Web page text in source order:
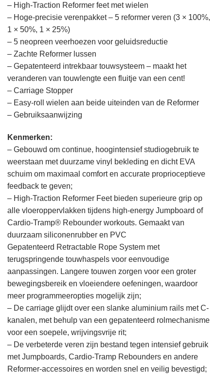
– High-Traction Reformer feet met wielen
– Hoge-precisie verenpakket – 5 reformer veren (3 × 100%,
1 × 50%, 1 × 25%)
– 5 neopreen veerhoezen voor geluidsreductie
– Zachte Reformer lussen
– Gepatenteerd intrekbaar touwsysteem – maakt het
veranderen van touwlengte een fluitje van een cent!
– Carriage Stopper
– Easy-roll wielen aan beide uiteinden van de Reformer
– Gebruiksaanwijzing
Kenmerken:
– Gebouwd om continue, hoogintensief studiogebruik te
weerstaan met duurzame vinyl bekleding en dicht EVA
schuim om maximaal comfort en accurate proprioceptieve
feedback te geven;
– High-Traction Reformer Feet bieden superieure grip op
alle vloeroppervlakken tijdens high-energy Jumpboard of
Cardio-Tramp® Rebounder workouts. Gemaakt van
duurzaam siliconenrubber en PVC
Gepatenteerd Retractable Rope System met
terugspringende touwhaspels voor eenvoudige
aanpassingen. Langere touwen zorgen voor een groter
bewegingsbereik en vloeiendere oefeningen, waardoor
meer programmeeropties mogelijk zijn;
– De carriage glijdt over een slanke aluminium rails met C-
kanalen, met behulp van een gepatenteerd rolmechanisme
voor een soepele, wrijvingsvrije rit;
– De verbeterde veren zijn bestand tegen intensief gebruik
met Jumpboards, Cardio-Tramp Rebounders en andere
Reformer-accessoires en worden snel en veilig bevestigd;